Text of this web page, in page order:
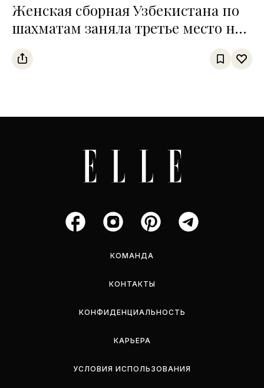
Женская сборная Узбекистана по
шахматам заняла третье место на
чемпионате среди тюркских
государств
КОМАНДА
КОНТАКТЫ
КОНФИДЕНЦИАЛЬНОСТЬ
КАРЬЕРА
УСЛОВИЯ ИСПОЛЬЗОВАНИЯ